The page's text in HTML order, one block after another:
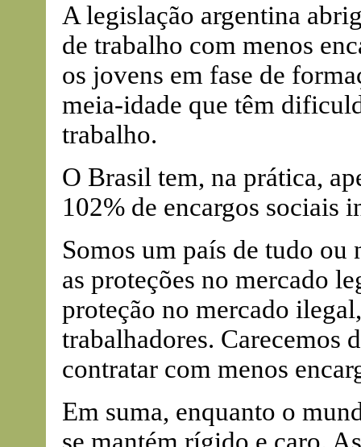
A legislação argentina
de trabalho com menos
os jovens em fase de
meia-idade que têm
trabalho.
O Brasil tem, na prática,
102% de encargos sociais
Somos um país de tudo ou
as proteções no mercado
proteção no mercado
trabalhadores. Carecemos
contratar com menos
Em suma, enquanto o